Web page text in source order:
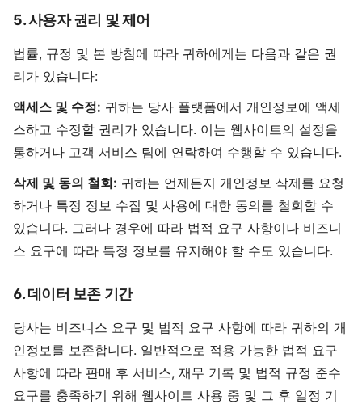
5. 사용자 권리 및 제어
법률, 규정 및 본 방침에 따라 귀하에게는 다음과 같은 권
리가 있습니다:
액세스 및 수정: 귀하는 당사 플랫폼에서 개인정보에 액세
스하고 수정할 권리가 있습니다. 이는 웹사이트의 설정을
통하거나 고객 서비스 팀에 연락하여 수행할 수 있습니다.
삭제 및 동의 철회: 귀하는 언제든지 개인정보 삭제를 요청
하거나 특정 정보 수집 및 사용에 대한 동의를 철회할 수
있습니다. 그러나 경우에 따라 법적 요구 사항이나 비즈니
스 요구에 따라 특정 정보를 유지해야 할 수도 있습니다.
6. 데이터 보존 기간
당사는 비즈니스 요구 및 법적 요구 사항에 따라 귀하의 개
인정보를 보존합니다. 일반적으로 적용 가능한 법적 요구
사항에 따라 판매 후 서비스, 재무 기록 및 법적 규정 준수
요구를 충족하기 위해 웹사이트 사용 중 및 그 후 일정 기